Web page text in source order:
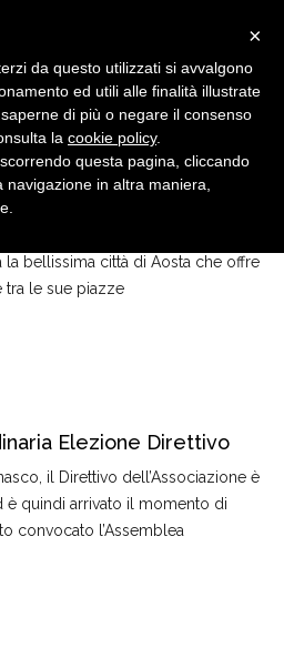
Aosta
bellissima città di Aosta che offre
tra le sue piazze
Elezione Direttivo
il Direttivo dell’Associazione è
è quindi arrivato il momento di
convocato l’Assemblea
×
da questo utilizzati si avvalgono
ed utili alle finalità illustrate
di più o negare il consenso
la cookie policy.
questa pagina, cliccando
in altra maniera,